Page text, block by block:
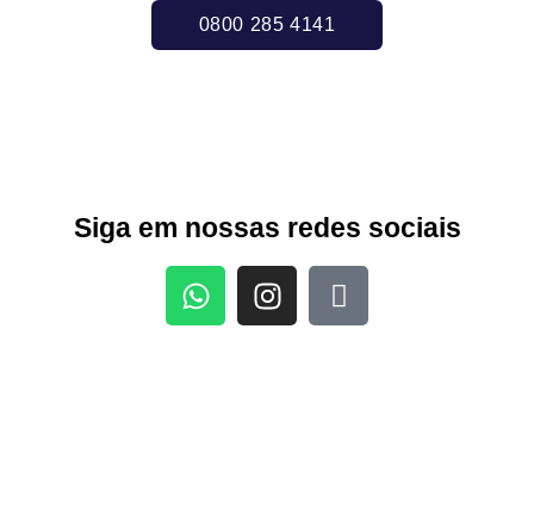
0800 285 4141
Siga em nossas redes sociais